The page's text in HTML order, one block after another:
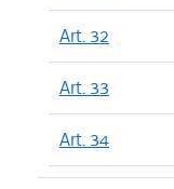
Art. 32
Art. 33
Art. 34